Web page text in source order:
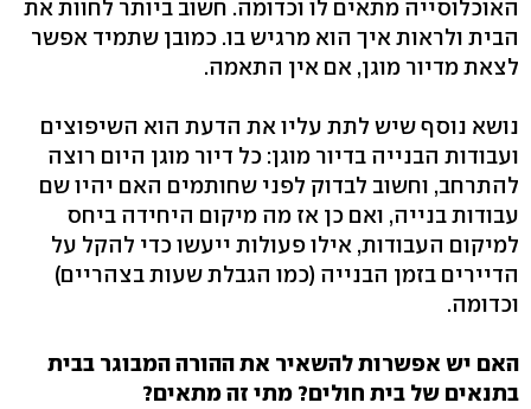
האוכלוסייה מתאים לו וכדומה. חשוב ביותר לחוות את
הבית ולראות איך הוא מרגיש בו. כמובן שתמיד אפשר
לצאת מדיור מוגן, אם אין התאמה.
נושא נוסף שיש לתת עליו את הדעת הוא השיפוצים
ועבודות הבנייה בדיור מוגן: כל דיור מוגן היום רוצה
להתרחב, וחשוב לבדוק לפני שחותמים האם יהיו שם
עבודות בנייה, ואם כן אז מה מיקום היחידה ביחס
למיקום העבודות, אילו פעולות ייעשו כדי להקל על
הדיירים בזמן הבנייה (כמו הגבלת שעות בצהריים)
וכדומה.
האם יש אפשרות להשאיר את ההורה המבוגר בבית
בתנאים של בית חולים? מתי זה מתאים?